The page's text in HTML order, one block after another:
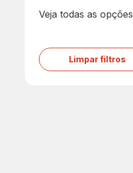
Veja todas as opções
Limpar filtros